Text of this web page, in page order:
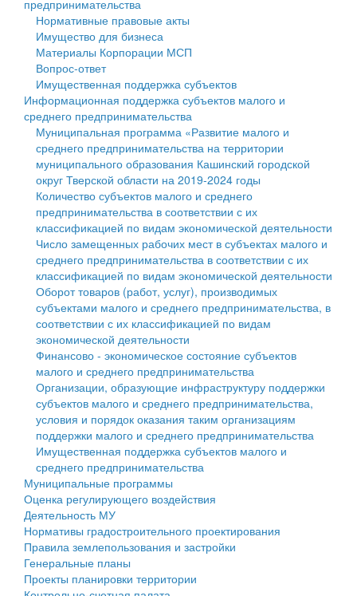
Государственные услуги
Промышленность и АПК
Экономика и бизнес
...
Символика
Устав
Гостям округа
Туризм
Культура
Образование
Здравоохранение
Социальная защита
Фотоальбом
муниципального округа Тверской области
Администрация Кашинского муниципального округа
Тверской области
Управление сельскими территориями
Открытые данные
Работа с обращениями граждан
Муниципальный контроль
Муниципальные услуги
Проекты административных регламентов
Антимонопольный комплаенс
Противодействие коррупции
Финансовое управление
Бюджет для граждан
Имущество
Выявление правообладателей ранее учтенных
объектов недвижимости
Имущественная поддержка субъектов малого и
среднего предпринимательства
Информационная поддержка субъектов малого и
среднего предпринимательства
Муниципальные программы
Контрольно-счетная палата
Персональные данные
Оценка регулирующего воздействия
Деятельность МУ
Нормативы градостроительного проектирования
Правила землепользования и застройки
Генеральные планы
Проекты планировки территории
предпринимательства
Нормативные правовые акты
Имущество для бизнеса
Материалы Корпорации МСП
Вопрос-ответ
Имущественная поддержка субъектов
Информационная поддержка субъектов малого и
среднего предпринимательства
Муниципальная программа «Развитие малого и
среднего предпринимательства на территории
муниципального образования Кашинский городской
округ Тверской области на 2019-2024 годы
Количество субъектов малого и среднего
предпринимательства в соответствии с их
классификацией по видам экономической деятельности
Число замещенных рабочих мест в субъектах малого и
среднего предпринимательства в соответствии с их
классификацией по видам экономической деятельности
Оборот товаров (работ, услуг), производимых
субъектами малого и среднего предпринимательства, в
соответствии с их классификацией по видам
экономической деятельности
Финансово - экономическое состояние субъектов
малого и среднего предпринимательства
Организации, образующие инфраструктуру поддержки
субъектов малого и среднего предпринимательства,
условия и порядок оказания таким организациям
поддержки малого и среднего предпринимательства
Имущественная поддержка субъектов малого и
среднего предпринимательства
Муниципальные программы
Оценка регулирующего воздействия
Деятельность МУ
Нормативы градостроительного проектирования
Правила землепользования и застройки
Генеральные планы
Проекты планировки территории